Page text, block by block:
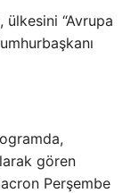
ülkesini “Avrupa
gören
Perşembe